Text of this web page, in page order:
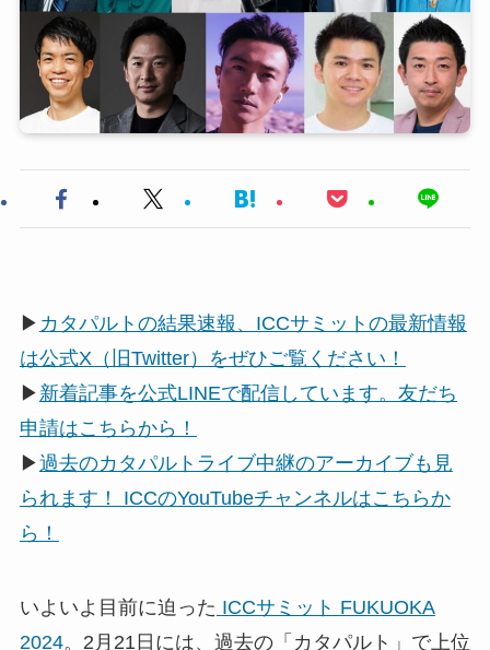
▶ カタパルトの結果速報、ICCサミットの最新情報
は公式X（旧Twitter）をぜひご覧ください！
▶ 新着記事を公式LINEで配信しています。友だち
申請はこちらから！
▶過去のカタパルトライブ中継のアーカイブも見
られます！ ICCのYouTubeチャンネルはこちらか
ら！
いよいよ目前に迫った ICCサミット FUKUOKA
2024。2月21日には、過去の「カタパルト」で上位